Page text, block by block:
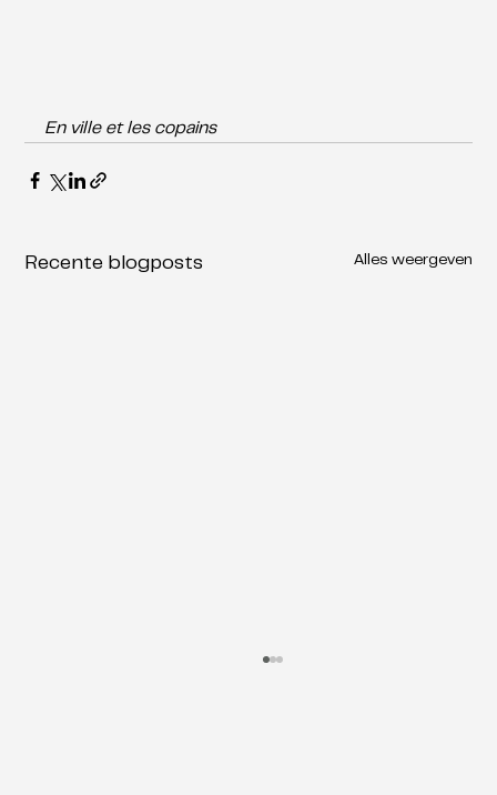
En ville et les copains
Recente blogposts Alles weergeven